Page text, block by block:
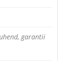
garantii